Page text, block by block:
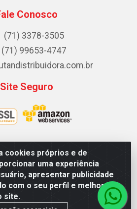
cookies próprios e de
uma experiência
apresentar publicidade
com o seu perfil e melhorar a
site.
Conosco
(71) 3378-3505
(71) 99653-4747
Site Seguro
Rua Dr. Gerino Souza Filho, 1525 -
/ BA - CEP 42700-000 - CNPJ
0001-62